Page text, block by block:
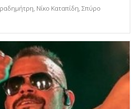
Νίκο Καταπίδη, Σπύρο